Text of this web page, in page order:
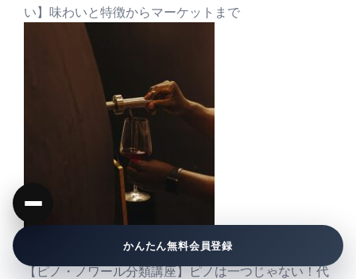
い】味わいと特徴からマーケットまで
【ピノ・ノワール分類講座】ピノは一つじゃない！代
かんたん無料会員登録